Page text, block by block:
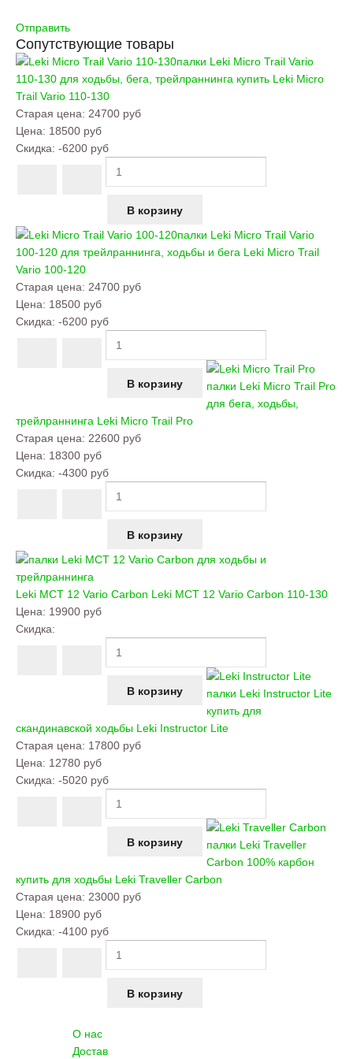
Отправить
Сопутствующие товары
палки Leki Micro Trail Vario
110-130 для ходьбы, бега, трейлраннинга купить Leki Micro
Trail Vario 110-130
Старая цена: 24700 руб
Цена: 18500 руб
Скидка: -6200 руб
палки Leki Micro Trail Vario
100-120 для трейлраннинга, ходьбы и бега Leki Micro Trail
Vario 100-120
Старая цена: 24700 руб
Цена: 18500 руб
Скидка: -6200 руб
палки Leki Micro Trail Pro
для бега, ходьбы,
трейлраннинга Leki Micro Trail Pro
Старая цена: 22600 руб
Цена: 18300 руб
Скидка: -4300 руб
Leki MCT 12 Vario Carbon Leki MCT 12 Vario Carbon 110-130
Цена: 19900 руб
Скидка:
палки Leki Instructor Lite
купить для
скандинавской ходьбы Leki Instructor Lite
Старая цена: 17800 руб
Цена: 12780 руб
Скидка: -5020 руб
палки Leki Traveller
Carbon 100% карбон
купить для ходьбы Leki Traveller Carbon
Старая цена: 23000 руб
Цена: 18900 руб
Скидка: -4100 руб
О нас
Достав